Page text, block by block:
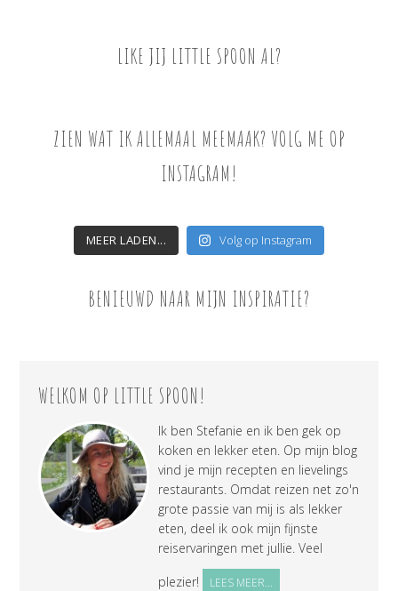
LIKE JIJ LITTLE SPOON AL?
ZIEN WAT IK ALLEMAAL MEEMAAK? VOLG ME OP
INSTAGRAM!
MEER LADEN... Volg op Instagram
BENIEUWD NAAR MIJN INSPIRATIE?
WELKOM OP LITTLE SPOON!
Ik ben Stefanie en ik ben gek op
koken en lekker eten. Op mijn blog
vind je mijn recepten en lievelings
restaurants. Omdat reizen net zo'n
grote passie van mij is als lekker
eten, deel ik ook mijn fijnste
reiservaringen met jullie. Veel
plezier!
LEES MEER...